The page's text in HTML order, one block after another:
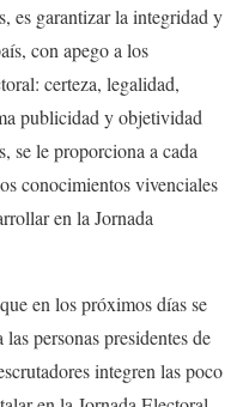
es garantizar la integridad y
con apego a los
certeza, legalidad,
publicidad y objetividad
se le proporciona a cada
conocimientos vivenciales
en la Jornada
en los próximos días se
personas presidentes de
integren las poco